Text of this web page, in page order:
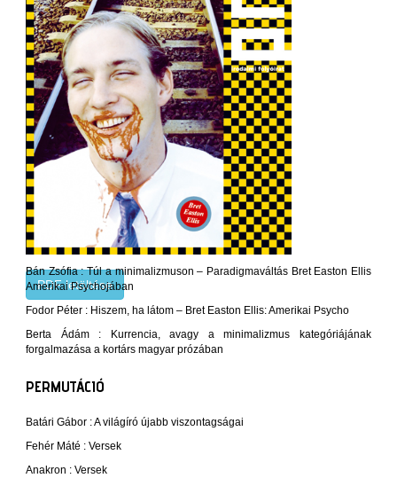
PDF letöltése
Bán Zsófia :Túl a minimalizmuson – Paradigmaváltás Bret Easton Ellis
Amerikai Psychojában
Fodor Péter : Hiszem, ha látom – Bret Easton Ellis: Amerikai Psycho
Berta Ádám :
Kurrencia, avagy a minimalizmus kategóriájának
forgalmazása a kortárs magyar prózában
PERMUTÁCIÓ
Batári Gábor :A világíró újabb viszontagságai
Fehér Máté : Versek
Anakron : Versek